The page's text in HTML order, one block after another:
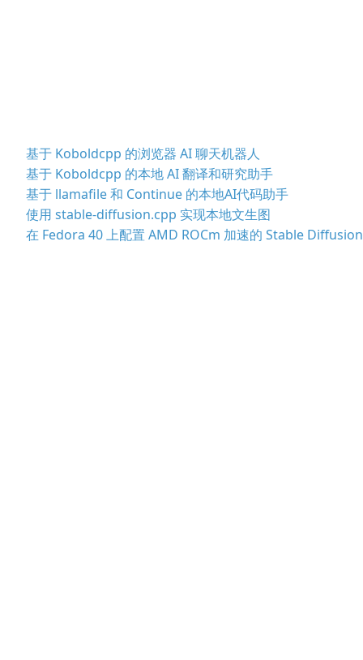
基于 Koboldcpp 的浏览器 AI 聊天机器人
基于 Koboldcpp 的本地 AI 翻译和研究助手
基于 llamafile 和 Continue 的本地AI代码助手
使用 stable-diffusion.cpp 实现本地文生图
在 Fedora 40 上配置 AMD ROCm 加速的 Stable Diffusion